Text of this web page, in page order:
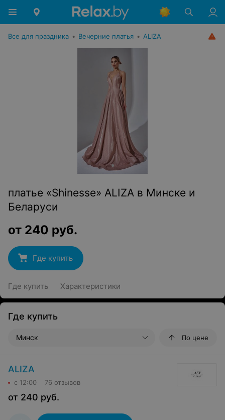
Все для праздника • Вечерние платья • ALIZA
платье «Shinesse» ALIZA в Минске и
Беларуси
от 240 руб.
Где купить
Где купить Характеристики
Где купить
Минск По цене
ALIZA
с 12:00 76 отзывов
от 240 руб.